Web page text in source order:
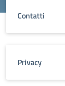
Contatti
Privacy